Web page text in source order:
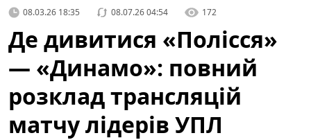
08.03.26 18:35 08.07.26 04:54 172
Де дивитися «Полісся»
— «Динамо»: повний
розклад трансляцій
матчу лідерів УПЛ